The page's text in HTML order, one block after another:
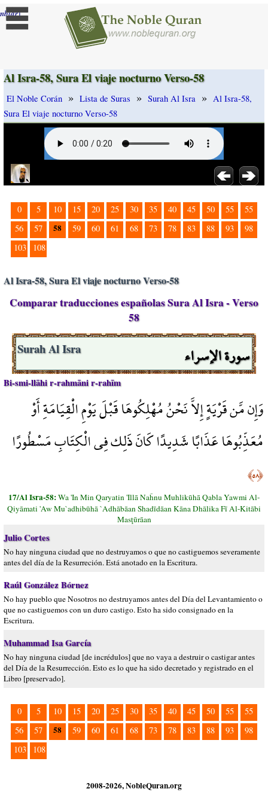
]
Al Isra-58, Sura El viaje nocturno Verso-58
El Noble Corán » Lista de Suras » Surah Al Isra » Al Isra-58,
Sura El viaje nocturno Verso-58
0 5 10 15 20 25 30 35 40 45 50 55
55
56
57 58 59 60 61 68 73 78 83 88 93
98
103
108
Al Isra-58, Sura El viaje nocturno Verso-58
Comparar traducciones españolas Sura Al Isra - Verso
58
سورة الإسراء Surah Al Isra
Bi-smi-llāhi r-rahmāni r-rahīm
وَإِن مَّن قَرْيَةٍ إِلاَّ نَحْنُ مُهْلِكُوهَا قَبْلَ يَوْمِ الْقِيَامَةِ أَوْ
مُعَذِّبُوهَا عَذَابًا شَدِيدًا كَانَ ذَلِك فِي الْكِتَابِ مَسْطُورًا
﴿٥٨﴾
17/Al Isra-58:Wa 'In Min Qaryatin 'Illā Naĥnu Muhlikūhā Qabla Yawmi Al-
Qiyāmati 'Aw Mu`adhibūhā `Adhābāan Shadīdāan Kāna Dhālika Fī Al-Kitābi
Masţūrāan
Julio Cortes
No hay ninguna ciudad que no destruyamos o que no castiguemos severamente
antes del día de la Resurreción. Está anotado en la Escritura.
Raúl González Bórnez
No hay pueblo que Nosotros no destruyamos antes del Día del Levantamiento o
que no castiguemos con un duro castigo. Esto ha sido consignado en la
Escritura.
Muhammad Isa García
No hay ninguna ciudad [de incrédulos] que no vaya a destruir o castigar antes
del Día de la Resurrección. Esto es lo que ha sido decretado y registrado en el
Libro [preservado].
0 5 10 15 20 25 30 35 40 45 50 55
55
56
57 58 59 60 61 68 73 78 83 88 93
98
103
108
2008-2026, NobleQuran.org